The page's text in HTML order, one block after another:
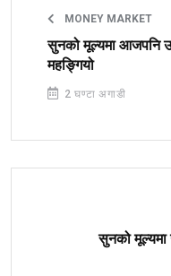
MONEY MARKET
सुनको मूल्यमा आजपनि
महङ्गियो
2 घण्टा अगाडी
सुनको मूल्यमा